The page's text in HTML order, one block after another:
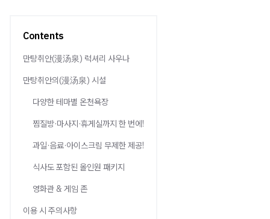
Contents
만탕취안(漫汤泉) 럭셔리 사우나
만탕취안의(漫汤泉) 시설
다양한 테마별 온천욕장
찜질방·마사지·휴게실까지 한 번에!
과일·음료·아이스크림 무제한 제공!
식사도 포함된 올인원 패키지
영화관 & 게임 존
이용 시 주의사항